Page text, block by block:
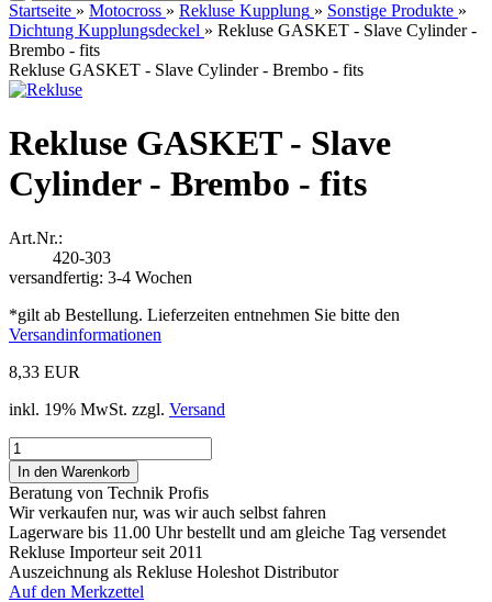
Startseite » Motocross » Rekluse Kupplung » Sonstige Produkte »
Dichtung Kupplungsdeckel » Rekluse GASKET - Slave Cylinder -
Brembo - fits
Rekluse GASKET - Slave Cylinder - Brembo - fits
Rekluse GASKET - Slave
Cylinder - Brembo - fits
Art.Nr.:
420-303
versandfertig: 3-4 Wochen
*gilt ab Bestellung. Lieferzeiten entnehmen Sie bitte den
Versandinformationen
8,33 EUR
inkl. 19% MwSt. zzgl. Versand
Beratung von Technik Profis
Wir verkaufen nur, was wir auch selbst fahren
Lagerware bis 11.00 Uhr bestellt und am gleiche Tag versendet
Rekluse Importeur seit 2011
Auszeichnung als Rekluse Holeshot Distributor
Auf den Merkzettel